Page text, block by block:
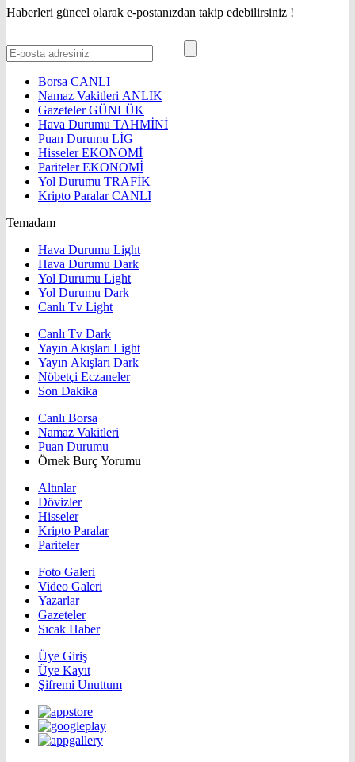
Haberleri güncel olarak e-postanızdan takip edebilirsiniz !
Borsa CANLI
Namaz Vakitleri ANLIK
GazetelerGÜNLÜK
Hava Durumu TAHMİNİ
Puan Durumu LİG
HisselerEKONOMİ
ParitelerEKONOMİ
Yol Durumu TRAFİK
Kripto ParalarCANLI
Temadam
Hava Durumu Light
Hava Durumu Dark
Yol Durumu Light
Yol Durumu Dark
Canlı Tv Light
Canlı Tv Dark
Yayın Akışları Light
Yayın Akışları Dark
Nöbetçi Eczaneler
Son Dakika
Canlı Borsa
Namaz Vakitleri
Puan Durumu
Örnek Burç Yorumu
Altınlar
Dövizler
Hisseler
Kripto Paralar
Pariteler
Foto Galeri
Video Galeri
Yazarlar
Gazeteler
Sıcak Haber
Üye Giriş
Üye Kayıt
Şifremi Unuttum